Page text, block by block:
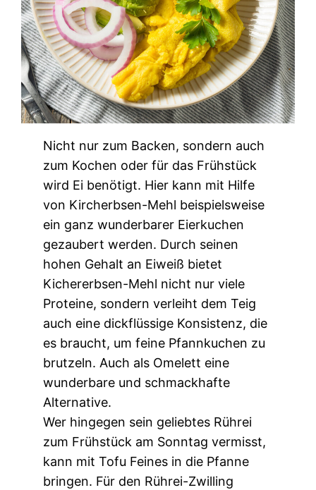
Nicht nur zum Backen, sondern auch
zum Kochen oder für das Frühstück
wird Ei benötigt. Hier kann mit Hilfe
von Kircherbsen-Mehl beispielsweise
ein ganz wunderbarer Eierkuchen
gezaubert werden. Durch seinen
hohen Gehalt an Eiweiß bietet
Kichererbsen-Mehl nicht nur viele
Proteine, sondern verleiht dem Teig
auch eine dickflüssige Konsistenz, die
es braucht, um feine Pfannkuchen zu
brutzeln. Auch als Omelett eine
wunderbare und schmackhafte
Alternative.
Wer hingegen sein geliebtes Rührei
zum Frühstück am Sonntag vermisst,
kann mit Tofu Feines in die Pfanne
bringen. Für den Rührei-Zwilling